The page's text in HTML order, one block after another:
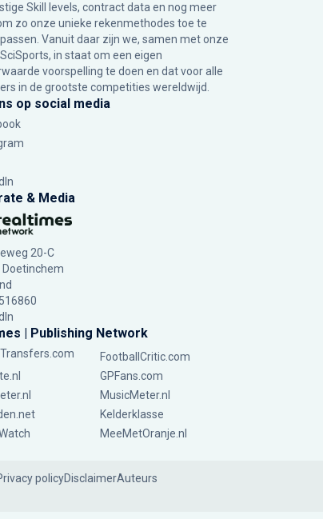
Skill levels, contract data en nog meer
zo onze unieke rekenmethodes toe te
Vanuit daar zijn we, samen met onze
in staat om een eigen
voorspelling te doen en dat voor alle
in de grootste competities wereldwijd.
op social media
& Media
20-C
Doetinchem
| Publishing Network
FootballCritic.com
GPFans.com
MusicMeter.nl
Kelderklasse
MeeMetOranje.nl
policyDisclaimerAuteurs